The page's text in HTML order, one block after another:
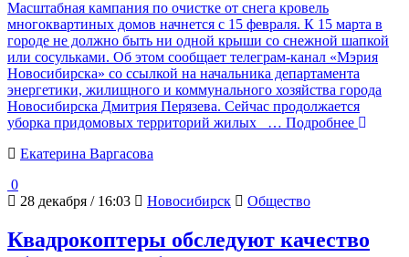
Масштабная кампания по очистке от снега кровель
многоквартиных домов начнется с 15 февраля. К 15 марта в
городе не должно быть ни одной крыши со снежной шапкой
или сосульками. Об этом сообщает телеграм-канал «Мэрия
Новосибирска» со ссылкой на начальника департамента
энергетики, жилищного и коммунального хозяйства города
Новосибирска Дмитрия Перязева. Сейчас продолжается
уборка придомовых территорий жилых
… Подробнее
Екатерина Варгасова
0
28 декабря / 16:03
Новосибирск Общество
Квадрокоптеры обследуют качество